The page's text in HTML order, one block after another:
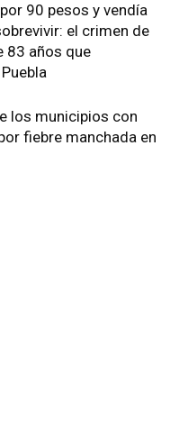
90 pesos y vendía
el crimen de
83 años que
los municipios con
fiebre manchada en